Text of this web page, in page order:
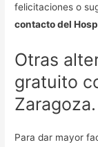
felicitaciones o
contacto del
Otras
gratuito
Zaragoza.
Para dar mayor